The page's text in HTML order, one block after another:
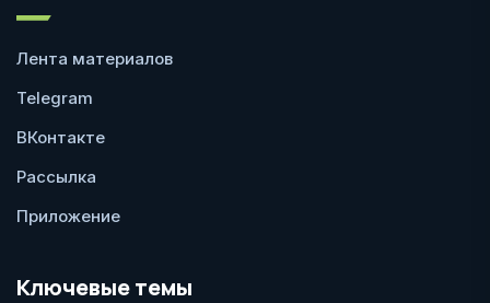
Лента материалов
Telegram
ВКонтакте
Рассылка
Приложение
Ключевые темы